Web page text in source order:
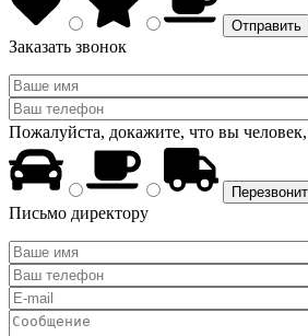
Заказать звонок
Пожалуйста, докажите, что вы
Письмо директору